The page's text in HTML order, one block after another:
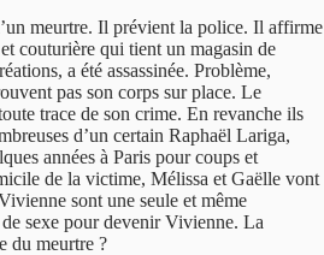
meurtre. Il prévient la police. Il affirme
couturière qui tient un magasin de
a été assassinée. Problème,
pas son corps sur place. Le
trace de son crime. En revanche ils
d’un certain Raphaël Lariga,
années à Paris pour coups et
de la victime, Mélissa et Gaëlle vont
sont une seule et même
sexe pour devenir Vivienne. La
du meurtre ?